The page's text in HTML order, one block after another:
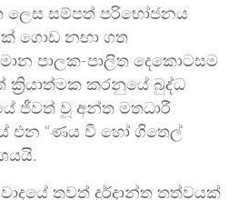
ලෙස සම්පත් පරිභෝජනය
ගොඩ නඟා ගත
පාලක-පාලිත දෙකොටසම
කරනුයේ බුද්ධ
ජීවත් වූ අන්ත මතධාරී
එන “ණය වී හෝ ගිතෙල්
තවත් දුර්දාන්ත තත්වයක්